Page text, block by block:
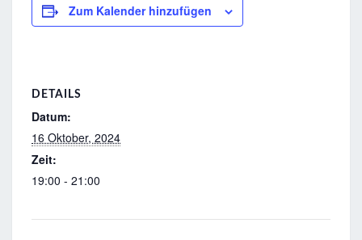
Zum Kalender hinzufügen
DETAILS
Datum:
16 Oktober, 2024
Zeit:
19:00 - 21:00